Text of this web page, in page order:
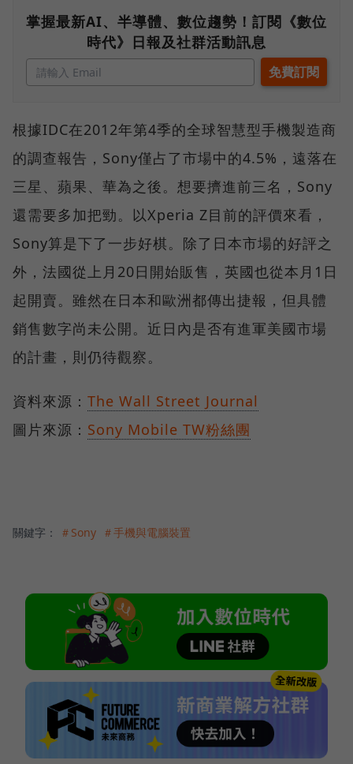
掌握最新AI、半導體、數位趨勢！訂閱《數位
時代》日報及社群活動訊息
根據IDC在2012年第4季的全球智慧型手機製造商
的調查報告，Sony僅占了市場中的4.5%，遠落在
三星、蘋果、華為之後。想要擠進前三名，Sony
還需要多加把勁。以Xperia Z目前的評價來看，
Sony算是下了一步好棋。除了日本市場的好評之
外，法國從上月20日開始販售，英國也從本月1日
起開賣。雖然在日本和歐洲都傳出捷報，但具體
銷售數字尚未公開。近日內是否有進軍美國市場
的計畫，則仍待觀察。
資料來源： The Wall Street Journal
圖片來源： Sony Mobile TW粉絲團
關鍵字： ＃Sony ＃手機與電腦裝置